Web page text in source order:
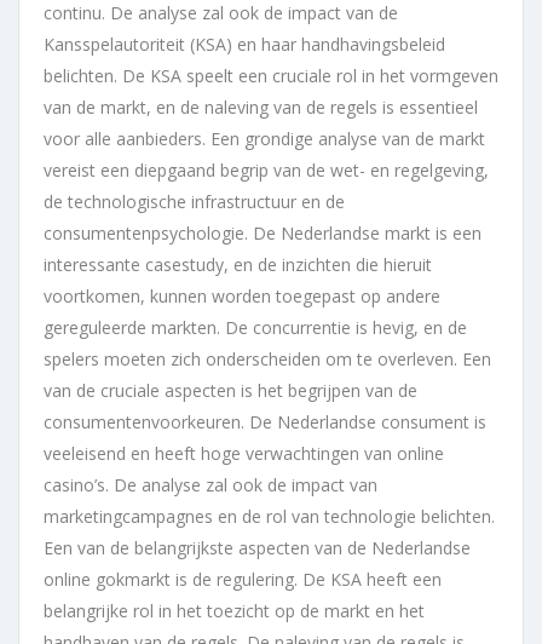
continu. De analyse zal ook de impact van de
Kansspelautoriteit (KSA) en haar handhavingsbeleid
belichten. De KSA speelt een cruciale rol in het vormgeven
van de markt, en de naleving van de regels is essentieel
voor alle aanbieders. Een grondige analyse van de markt
vereist een diepgaand begrip van de wet- en regelgeving,
de technologische infrastructuur en de
consumentenpsychologie. De Nederlandse markt is een
interessante casestudy, en de inzichten die hieruit
voortkomen, kunnen worden toegepast op andere
gereguleerde markten. De concurrentie is hevig, en de
spelers moeten zich onderscheiden om te overleven. Een
van de cruciale aspecten is het begrijpen van de
consumentenvoorkeuren. De Nederlandse consument is
veeleisend en heeft hoge verwachtingen van online
casino’s. De analyse zal ook de impact van
marketingcampagnes en de rol van technologie belichten.
Een van de belangrijkste aspecten van de Nederlandse
online gokmarkt is de regulering. De KSA heeft een
belangrijke rol in het toezicht op de markt en het